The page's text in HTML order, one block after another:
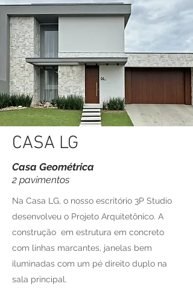
CASA LG
Casa Geométrica
2 pavimentos
Na Casa LG, o nosso escritório 3P Studio
desenvolveu o Projeto Arquitetônico. A
construção em estrutura em concreto
com linhas marcantes, janelas bem
iluminadas com um pé direito duplo na
sala principal.